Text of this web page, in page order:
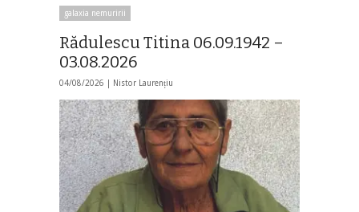
galaxia nemuririi
Rădulescu Titina 06.09.1942 –
03.08.2026
04/08/2026 | Nistor Laurențiu